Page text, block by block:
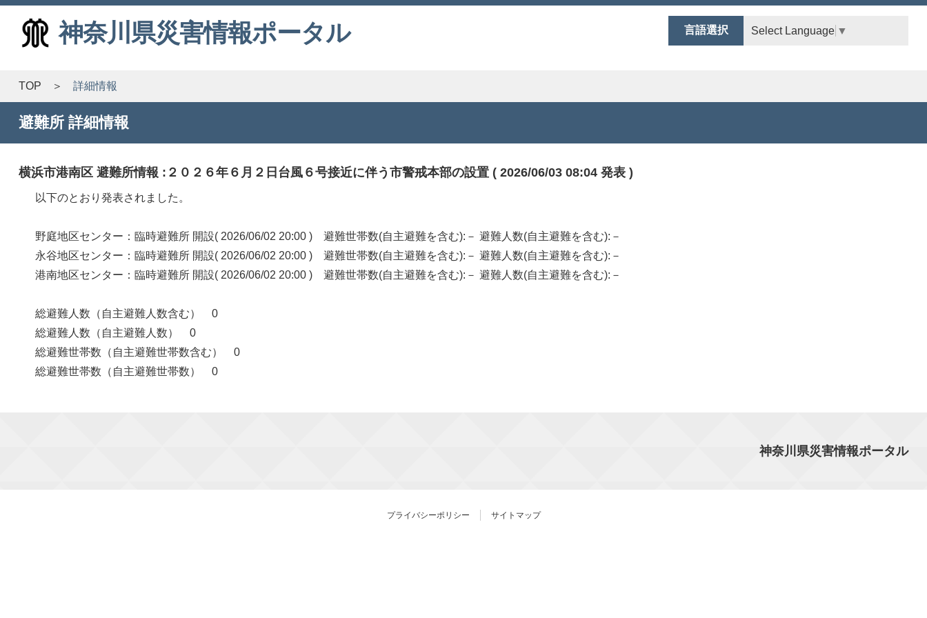
言語選択 Select Language ▼
神奈川県災害情報ポータル
TOP 詳細情報
避難所 詳細情報
横浜市港南区 避難所情報 :２０２６年６月２日台風６号接近に伴う市警戒本部の設置 ( 2026/06/03 08:04 発表 )
以下のとおり発表されました。
野庭地区センター：臨時避難所 開設( 2026/06/02 20:00 ) 避難世帯数(自主避難を含む):－ 避難人数(自主避難を含む):－
永谷地区センター：臨時避難所 開設( 2026/06/02 20:00 ) 避難世帯数(自主避難を含む):－ 避難人数(自主避難を含む):－
港南地区センター：臨時避難所 開設( 2026/06/02 20:00 ) 避難世帯数(自主避難を含む):－ 避難人数(自主避難を含む):－
総避難人数（自主避難人数含む） 0
総避難人数（自主避難人数） 0
総避難世帯数（自主避難世帯数含む） 0
総避難世帯数（自主避難世帯数） 0
神奈川県災害情報ポータル
プライバシーポリシー サイトマップ